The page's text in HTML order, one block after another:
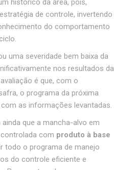
histórico da área, pois,
de controle, invertendo
do comportamento
uma severidade bem baixa da
nos resultados da
é que, com o
o programa da próxima
as informações levantadas.
que a mancha-alvo em
com produto à base
todo o programa de manejo
do controle eficiente e